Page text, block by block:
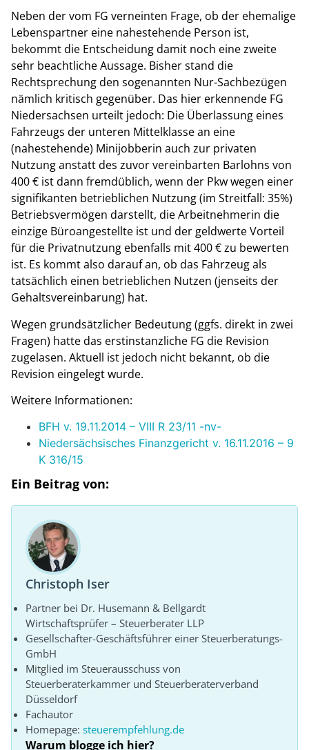
Neben der vom FG verneinten Frage, ob der ehemalige
Lebenspartner eine nahestehende Person ist,
bekommt die Entscheidung damit noch eine zweite
sehr beachtliche Aussage. Bisher stand die
Rechtsprechung den sogenannten Nur-Sachbezügen
nämlich kritisch gegenüber. Das hier erkennende FG
Niedersachsen urteilt jedoch: Die Überlassung eines
Fahrzeugs der unteren Mittelklasse an eine
(nahestehende) Minijobberin auch zur privaten
Nutzung anstatt des zuvor vereinbarten Barlohns von
400 € ist dann fremdüblich, wenn der Pkw wegen einer
signifikanten betrieblichen Nutzung (im Streitfall: 35%)
Betriebsvermögen darstellt, die Arbeitnehmerin die
einzige Büroangestellte ist und der geldwerte Vorteil
für die Privatnutzung ebenfalls mit 400 € zu bewerten
ist. Es kommt also darauf an, ob das Fahrzeug als
tatsächlich einen betrieblichen Nutzen (jenseits der
Gehaltsvereinbarung) hat.
Wegen grundsätzlicher Bedeutung (ggfs. direkt in zwei
Fragen) hatte das erstinstanzliche FG die Revision
zugelasen. Aktuell ist jedoch nicht bekannt, ob die
Revision eingelegt wurde.
Weitere Informationen:
BFH v. 19.11.2014 – VIII R 23/11 -nv-
Niedersächsisches Finanzgericht v. 16.11.2016 – 9
K 316/15
Ein Beitrag von:
Christoph Iser
Partner bei Dr. Husemann & Bellgardt
Wirtschaftsprüfer – Steuerberater LLP
Gesellschafter-Geschäftsführer einer Steuerberatungs-
GmbH
Mitglied im Steuerausschuss von
Steuerberaterkammer und Steuerberaterverband
Düsseldorf
Fachautor
Homepage: steuerempfehlung.de
Warum blogge ich hier?